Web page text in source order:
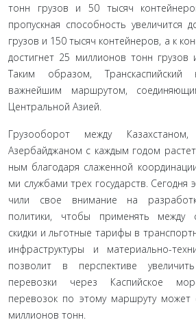
тонн грузов и 50 тысяч
пропуск­ная способность увеличится
грузов и 150 тысяч контейнеров, а к
достигнет 25 миллионов тонн
Таким образом, Транскаспийский
важнейшим маршру­том,
Центральной Азией.
Грузооборот между
Азербайджаном с каждым годом
ным благодаря слаженной
ми службами трех государств.
чили свое внимание на
политики, чтобы применять между
скидки и льгот­ные тарифы в
инфраструк­туры и материально-
позволит в перспективе
перевозки через Ка­спийское
перевозок по этому маршруту может
миллионов тонн.